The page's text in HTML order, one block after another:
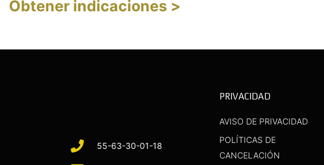
Obtener indicaciones >
55-63-30-01-18
PRIVACIDAD
AVISO DE PRIVACIDAD
POLÍTICAS DE
CANCELACIÓN